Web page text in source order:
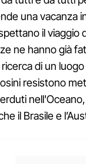
una vacanza
il viaggio
ne hanno già
di un
resistono
il Brasile e